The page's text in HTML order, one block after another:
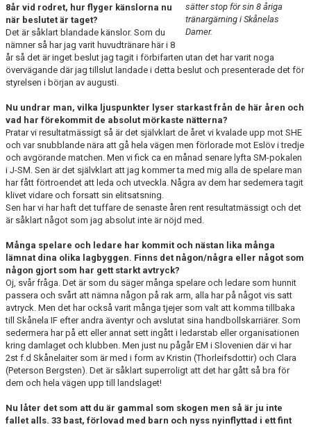
sätter stop för sin 8 åriga
tränargärning i Skånelas
Damer.
8år vid rodret, hur flyger känslorna nu
när beslutet är taget?
Det är såklart blandade känslor. Som du
nämner så har jag varit huvudtränare här i 8
år så det är inget beslut jag tagit i förbifarten utan det har varit noga
övervägande där jag tillslut landade i detta beslut och presenterade det för
styrelsen i början av augusti.
Nu undrar man, vilka ljuspunkter lyser starkast från de här åren och
vad har förekommit de absolut mörkaste nätterna?
Pratar vi resultatmässigt så är det självklart de året vi kvalade upp mot SHE
och var snubblande nära att gå hela vägen men förlorade mot Eslöv i tredje
och avgörande matchen. Men vi fick ca en månad senare lyfta SM-pokalen
i J-SM. Sen är det självklart att jag kommer ta med mig alla de spelare man
har fått förtroendet att leda och utveckla. Några av dem har sedemera tagit
klivet vidare och forsatt sin elitsatsning.
Sen har vi har haft det tuffare de senaste åren rent resultatmässigt och det
är såklart något som jag absolut inte är nöjd med.
Många spelare och ledare har kommit och nästan lika många
lämnat dina olika lagbyggen. Finns det någon/några eller något som
någon gjort som har gett starkt avtryck?
Oj, svår fråga. Det är som du säger många spelare och ledare som hunnit
passera och svårt att nämna någon på rak arm, alla har på något vis satt
avtryck. Men det har också varit många tjejer som valt att komma tillbaka
till Skånela IF efter andra äventyr och avslutat sina handbollskarriärer. Som
sedermera har på ett eller annat sett ingått i ledarstab eller organisationen
kring damlaget och klubben. Men just nu pågår EM i Slovenien där vi har
2st f.d Skånelaiter som är med i form av Kristin (Thorleifsdottir) och Clara
(Peterson Bergsten). Det är såklart superroligt att det har gått så bra för
dem och hela vägen upp till landslaget!
Nu låter det som att du är gammal som skogen men så är ju inte
fallet alls. 33 bast, förlovad med barn och nyss nyinflyttad i ett fint